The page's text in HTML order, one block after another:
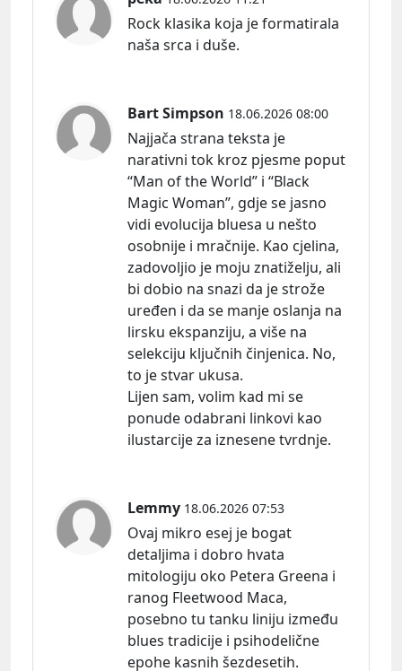
Rock klasika koja je formatirala
naša srca i duše.
Bart Simpson 18.06.2026 08:00
Najjača strana teksta je
narativni tok kroz pjesme poput
“Man of the World” i “Black
Magic Woman”, gdje se jasno
vidi evolucija bluesa u nešto
osobnije i mračnije. Kao cjelina,
zadovoljio je moju znatiželju, ali
bi dobio na snazi da je strože
uređen i da se manje oslanja na
lirsku ekspanziju, a više na
selekciju ključnih činjenica. No,
to je stvar ukusa.
Lijen sam, volim kad mi se
ponude odabrani linkovi kao
ilustarcije za iznesene tvrdnje.
Lemmy 18.06.2026 07:53
Ovaj mikro esej je bogat
detaljima i dobro hvata
mitologiju oko Petera Greena i
ranog Fleetwood Maca,
posebno tu tanku liniju između
blues tradicije i psihodelične
epohe kasnih šezdesetih.